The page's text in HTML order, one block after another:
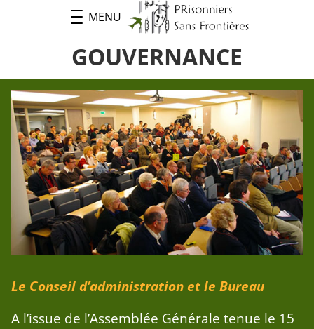
MENU
GOUVERNANCE
Le Conseil d’administration et le Bureau
A l’issue de l’Assemblée Générale tenue le 15